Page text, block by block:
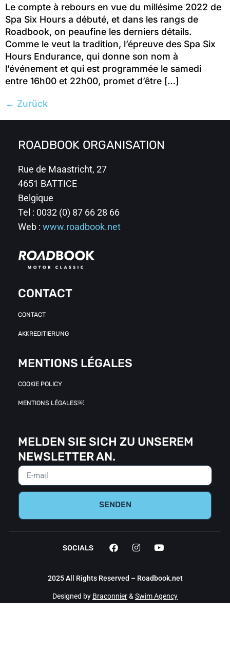
Le compte à rebours en vue du millésime 2022 de
Spa Six Hours a débuté, et dans les rangs de
Roadbook, on peaufine les derniers détails.
Comme le veut la tradition, l’épreuve des Spa Six
Hours Endurance, qui donne son nom à
l’événement et qui est programmée le samedi
entre 16h00 et 22h00, promet d’être […]
← Zurück
ROADBOOK ORGANISATION
Rue de Maastricht, 27
4651 BATTICE
Belgique
Tel : 0032 (0) 87 66 28 66
Web :www.roadbook.net
CONTACT
CONTACT
AKKREDITIERUNG
MENTIONS LÉGALES
COOKIE POLICY
MENTIONS LÉGALES￼
MELDEN SIE SICH ZU UNSEREM
NEWSLETTER AN.
SENDEN
2025 All Rights Reserved – Roadbook.net
Designed by Braconnier& Swim Agency
SOCIALS